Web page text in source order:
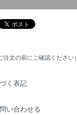
注文の前にご確認ください）
く表記
い合わせる